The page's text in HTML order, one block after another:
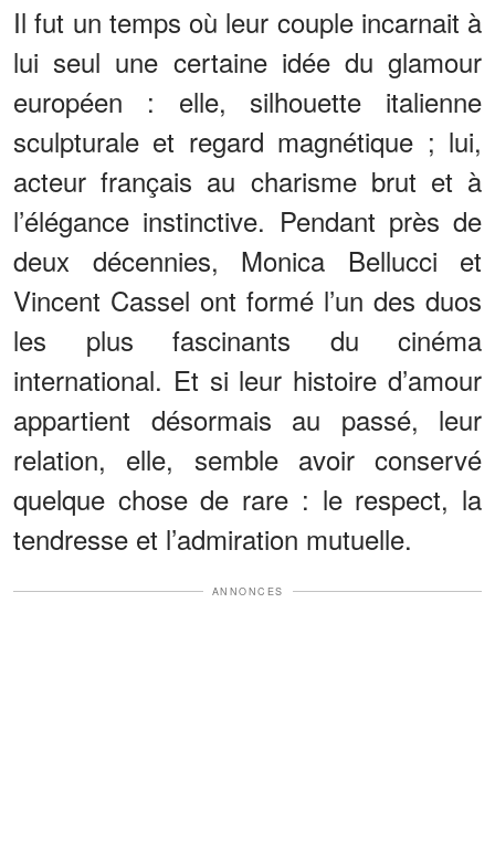
Il fut un temps où leur couple incarnait à
lui seul une certaine idée du glamour
européen : elle, silhouette italienne
sculpturale et regard magnétique ; lui,
acteur français au charisme brut et à
l’élégance instinctive. Pendant près de
deux décennies, Monica Bellucci et
Vincent Cassel ont formé l’un des duos
les plus fascinants du cinéma
international. Et si leur histoire d’amour
appartient désormais au passé, leur
relation, elle, semble avoir conservé
quelque chose de rare : le respect, la
tendresse et l’admiration mutuelle.
ANNONCES